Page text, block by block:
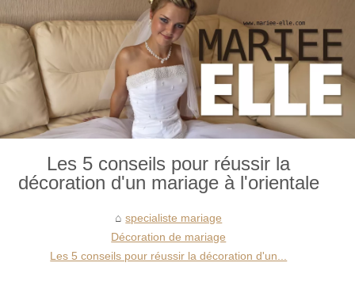
Les 5 conseils pour réussir la
décoration d'un mariage à l'orientale
specialiste mariage
Décoration de mariage
Les 5 conseils pour réussir la décoration d'un...